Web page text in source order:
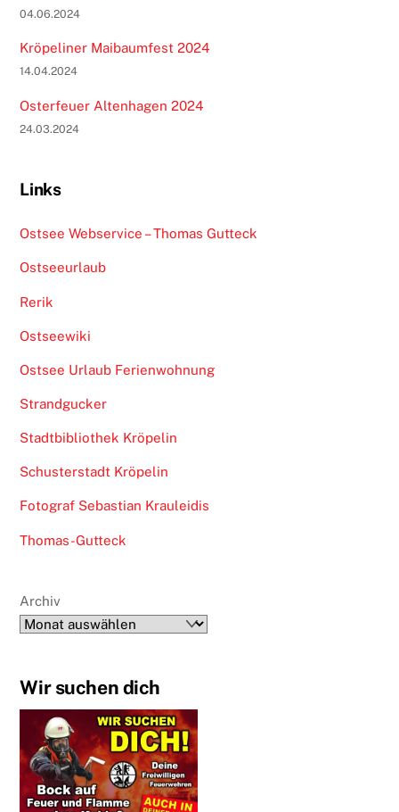
04.06.2024
Kröpeliner Maibaumfest 2024
14.04.2024
Osterfeuer Altenhagen 2024
24.03.2024
Links
Ostsee Webservice – Thomas Gutteck
Ostseeurlaub
Rerik
Ostseewiki
Ostsee Urlaub Ferienwohnung
Strandgucker
Stadtbibliothek Kröpelin
Schusterstadt Kröpelin
Fotograf Sebastian Krauleidis
Thomas-Gutteck
Archiv
Wir suchen dich